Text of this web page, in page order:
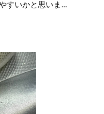
すいかと思いま...